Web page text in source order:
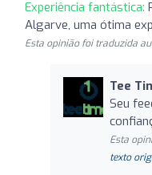
Experiência fantástica:
Algarve, uma ótima
Esta opinião foi traduzida
Tee
Seu
Esta
texto